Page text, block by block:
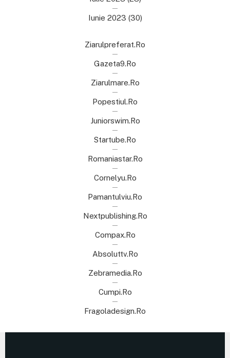
Iunie 2023 (30)
Ziarulpreferat.ro
Gazeta9.ro
Ziarulmare.ro
Popestiul.ro
Juniorswim.ro
Startube.ro
Romaniastar.ro
Cornelyu.ro
Pamantulviu.ro
Nextpublishing.ro
Compax.ro
Absoluttv.ro
Zebramedia.ro
Cumpi.ro
Fragoladesign.ro